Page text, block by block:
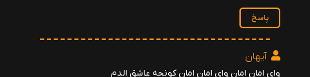
پاسخ
آیهان
وای امان امان وای امان امان کونجه عاشق الدم